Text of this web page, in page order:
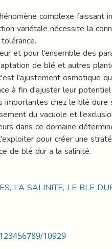
complexe faissant
variétale nécessite la
et pour l'ensemble des
de blé et autres
l'ajustement osmotique
à fin d'ajuster leur
importantes chez le blé dure
du vacuole et
dans ce domaine
pour créer une
de blé dur a la salinité.
LA SALINITE, LE BLE
10929